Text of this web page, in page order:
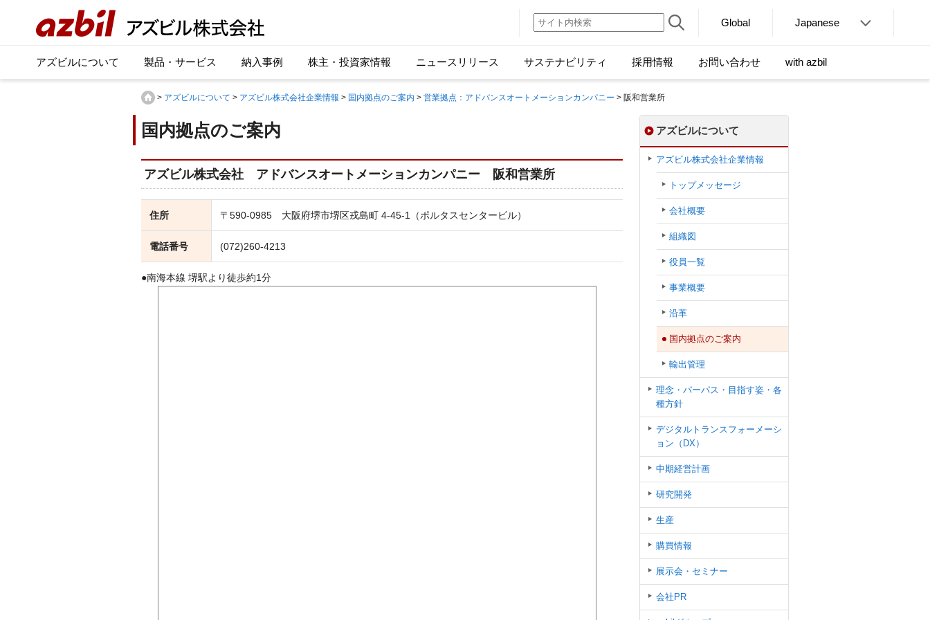
Global Japanese
アズビルについて 製品・サービス 納入事例 株主・投資家情報 ニュースリリース サステナビリティ 採用情報 お問い合わせ with azbil
> アズビルについて > アズビル株式会社企業情報 > 国内拠点のご案内 > 営業拠点：アドバンスオートメーションカンパニー > 阪和営業所
国内拠点のご案内
アズビル株式会社 アドバンスオートメーションカンパニー 阪和営業所
住所 〒590-0985 大阪府堺市堺区戎島町 4-45-1（ポルタスセンタービル）
電話番号 (072)260-4213
●南海本線 堺駅より徒歩約1分
アズビルについて
アズビル株式会社企業情報
トップメッセージ
会社概要
組織図
役員一覧
事業概要
沿革
国内拠点のご案内
輸出管理
理念・パーパス・目指す姿・各
種方針
デジタルトランスフォーメーシ
ョン（DX）
中期経営計画
研究開発
生産
購買情報
展示会・セミナー
会社PR